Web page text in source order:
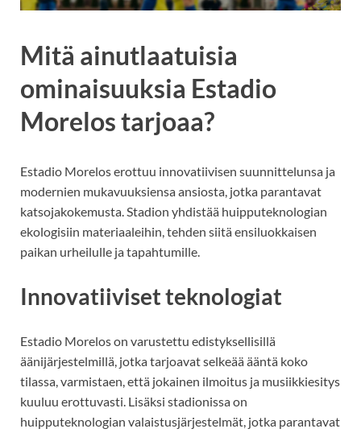
Mitä ainutlaatuisia
ominaisuuksia Estadio
Morelos tarjoaa?
Estadio Morelos erottuu innovatiivisen suunnittelunsa ja
modernien mukavuuksiensa ansiosta, jotka parantavat
katsojakokemusta. Stadion yhdistää huipputeknologian
ekologisiin materiaaleihin, tehden siitä ensiluokkaisen
paikan urheilulle ja tapahtumille.
Innovatiiviset teknologiat
Estadio Morelos on varustettu edistyksellisillä
äänijärjestelmillä, jotka tarjoavat selkeää ääntä koko
tilassa, varmistaen, että jokainen ilmoitus ja musiikkiesitys
kuuluu erottuvasti. Lisäksi stadionissa on
huipputeknologian valaistusjärjestelmät, jotka parantavat